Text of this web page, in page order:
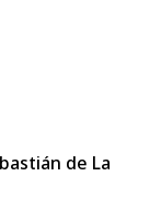
de La